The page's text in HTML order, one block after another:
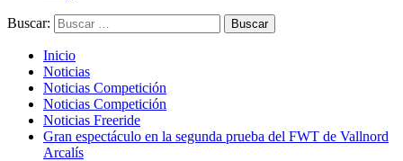
Buscar:
Inicio
Noticias
Noticias Competición
Noticias Competición
Noticias Freeride
Gran espectáculo en la segunda prueba del FWT de Vallnord
Arcalís